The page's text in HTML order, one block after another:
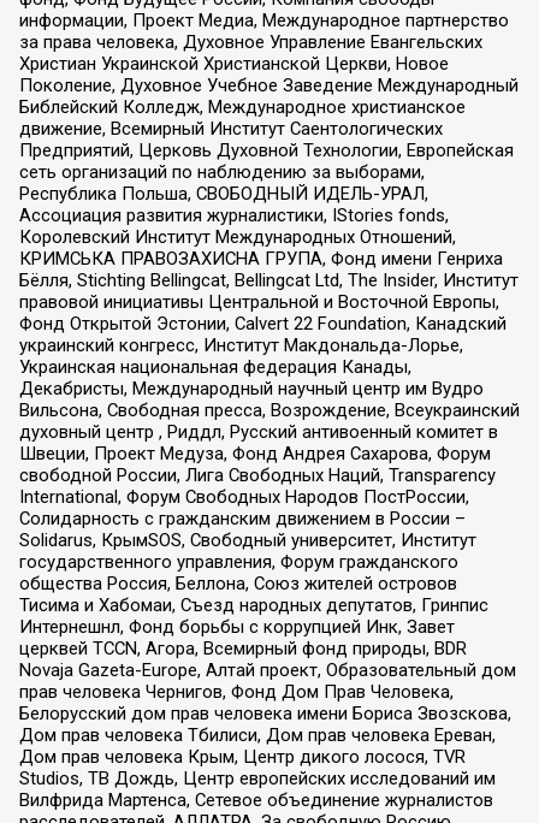
информации, Проект Медиа, Международное партнерство
за права человека, Духовное Управление Евангельских
Христиан Украинской Христианской Церкви, Новое
Поколение, Духовное Учебное Заведение Международный
Библейский Колледж, Международное христианское
движение, Всемирный Институт Саентологических
Предприятий, Церковь Духовной Технологии, Европейская
сеть организаций по наблюдению за выборами,
Республика Польша, СВОБОДНЫЙ ИДЕЛЬ-УРАЛ,
Ассоциация развития журналистики, IStories fonds,
Королевский Институт Международных Отношений,
КРИМСЬКА ПРАВОЗАХИСНА ГРУПА, Фонд имени Генриха
Бёлля, Stichting Bellingcat, Bellingcat Ltd, The Insider, Институт
правовой инициативы Центральной и Восточной Европы,
Фонд Открытой Эстонии, Calvert 22 Foundation, Канадский
украинский конгресс, Институт Макдональда-Лорье,
Украинская национальная федерация Канады,
Декабристы, Международный научный центр им Вудро
Вильсона, Свободная пресса, Возрождение, Всеукраинский
духовный центр , Риддл, Русский антивоенный комитет в
Швеции, Проект Медуза, Фонд Андрея Сахарова, Форум
свободной России, Лига Свободных Наций, Transparеncy
International, Форум Свободных Народов ПостРоссии,
Солидарность с гражданским движением в России –
Solidarus, КрымSOS, Свободный университет, Институт
государственного управления, Форум гражданского
общества Россия, Беллона, Союз жителей островов
Тисима и Хабомаи, Съезд народных депутатов, Гринпис
Интернешнл, Фонд борьбы с коррупцией Инк, Завет
церквей TCCN, Агора, Всемирный фонд природы, BDR
Novaja Gazeta-Europe, Алтай проект, Образовательный дом
прав человека Чернигов, Фонд Дом Прав Человека,
Белорусский дом прав человека имени Бориса Звозскова,
Дом прав человека Тбилиси, Дом прав человека Ереван,
Дом прав человека Крым, Центр дикого лосося, TVR
Studios, ТВ Дождь, Центр европейских исследований им
Вилфрида Мартенса, Сетевое объединение журналистов